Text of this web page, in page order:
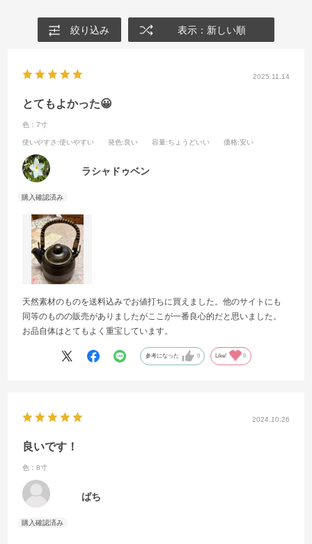
絞り込み 表示：新しい順
2025.11.14
とてもよかった😀
色：7寸
使いやすさ :使いやすい 発色:良い 容量:ちょうどいい 価格:安い
ラシャドゥベン
天然素材のものを送料込みでお値打ちに買えました。他のサイトにも
同等のものの販売がありましたがここが一番良心的だと思いました。
お品自体はとてもよく重宝しています。
参考になった 0 Like! 0
2024.10.26
良いです！
色：8寸
ばち